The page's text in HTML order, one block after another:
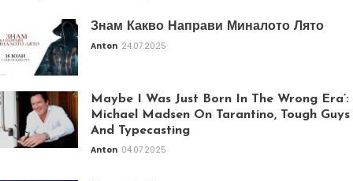
Знам Какво Направи Миналото Лято
Anton 24.07.2025
Maybe I Was Just Born In The Wrong Era’:
Michael Madsen On Tarantino, Tough Guys
And Typecasting
Anton 04.07.2025